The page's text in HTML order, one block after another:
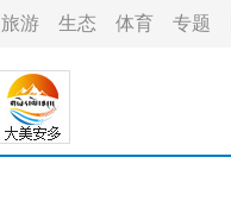
旅游 生态 体育 专题